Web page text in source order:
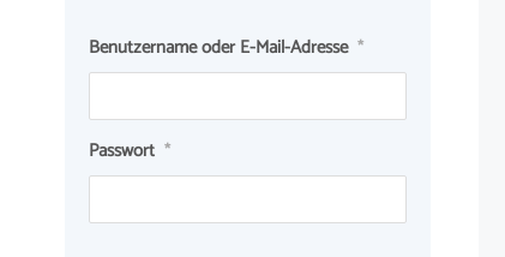
Benutzername oder E-Mail-Adresse *
Passwort *